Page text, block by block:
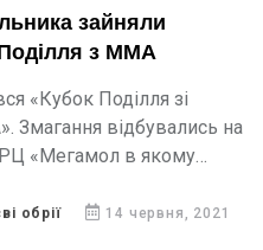
зайняли
Поділля з ММА
«Кубок Поділля зі
Змагання відбувались на
«Мегамол в якому
обрії 14 червня, 2021